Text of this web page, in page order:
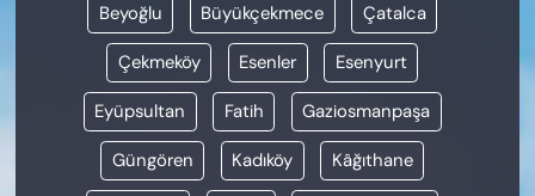
Beyoğlu Büyükçekmece Çatalca
Çekmeköy Esenler Esenyurt
Eyüpsultan Fatih Gaziosmanpaşa
Güngören Kadıköy Kâğıthane